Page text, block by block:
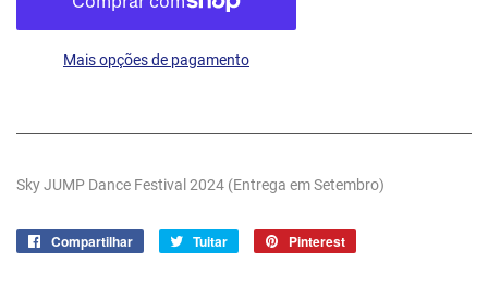
Mais opções de pagamento
Sky JUMP Dance Festival 2024 (Entrega em Setembro)
Compartilhar
Compartilhar
Tuitar Tuitar Pinterest